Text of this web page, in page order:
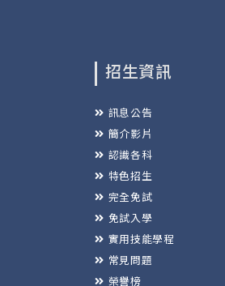
招生資訊
訊息公告
簡介影片
認識各科
特色招生
完全免試
免試入學
實用技能學程
常見問題
榮譽榜